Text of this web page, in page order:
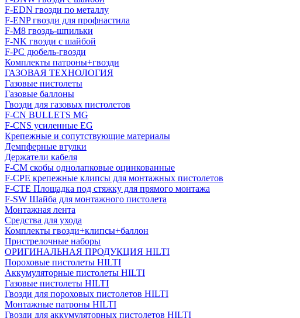
F-EDN гвозди по металлу
F-ENP гвозди для профнастила
F-M8 гвоздь-шпильки
F-NK гвозди с шайбой
F-PC дюбель-гвозди
Комплекты патроны+гвозди
ГАЗОВАЯ ТЕХНОЛОГИЯ
Газовые пистолеты
Газовые баллоны
Гвозди для газовых пистолетов
F-CN BULLETS MG
F-CNS усиленные EG
Крепежные и сопутствующие материалы
Демпферные втулки
Держатели кабеля
F-CM скобы однолапковые оцинкованные
F-CPE крепежные клипсы для монтажных пистолетов
F-CTE Площадка под стяжку для прямого монтажа
F-SW Шайба для монтажного пистолета
Монтажная лента
Средства для ухода
Комплекты гвозди+клипсы+баллон
Пристрелочные наборы
ОРИГИНАЛЬНАЯ ПРОДУКЦИЯ HILTI
Пороховые пистолеты HILTI
Аккумуляторные пистолеты HILTI
Газовые пистолеты HILTI
Гвозди для пороховых пистолетов HILTI
Монтажные патроны HILTI
Гвозди для аккумуляторных пистолетов HILTI